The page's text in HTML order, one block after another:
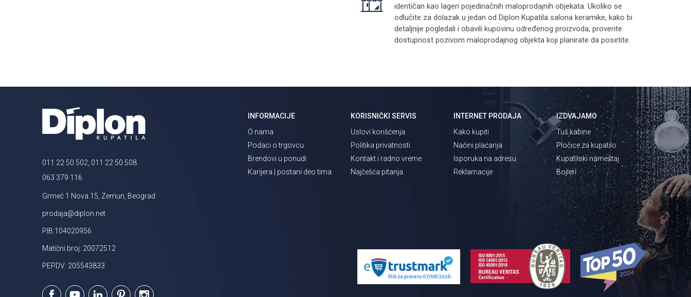
identičan kao lageri pojedinačnih maloprodajnih objekata. Ukoliko se
odlučite za dolazak u jedan od Diplon Kupatila salona keramike, kako bi
detaljnije pogledali i obavili kupovinu određenog proizvoda, proverite
dostupnost pozivom maloprodajnog objekta koji planirate da posetite.
011 22 50 502, 011 22 50 508
063 379 116
Grmeč 1 Nova 15, Zemun, Beograd
prodaja@diplon.net
PIB:104020956
Matični broj: 20072512
PEPDV: 205543833
INFORMACIJE
O nama
Podaci o trgovcu
Brendovi u ponudi
Karijera | postani deo tima
KORISNIČKI SERVIS
Uslovi korišćenja
Politika privatnosti
Kontakt i radno vreme
Najčešća pitanja
INTERNET PRODAJA
Kako kupiti
Načini plaćanja
Isporuka na adresu
Reklamacije
IZDVAJAMO
Tuš kabine
Pločice za kupatilo
Kupatilski nameštaj
Bojleri